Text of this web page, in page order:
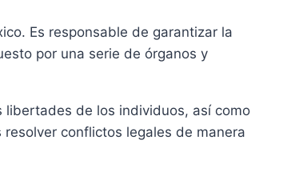
Es responsable de garantizar la
por una serie de órganos y
libertades de los individuos, así como
conflictos legales de manera